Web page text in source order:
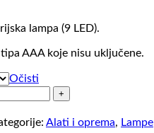
lampa (9 LED).
AAA koje nisu uključene.
Očisti
Alati i oprema, Lampe